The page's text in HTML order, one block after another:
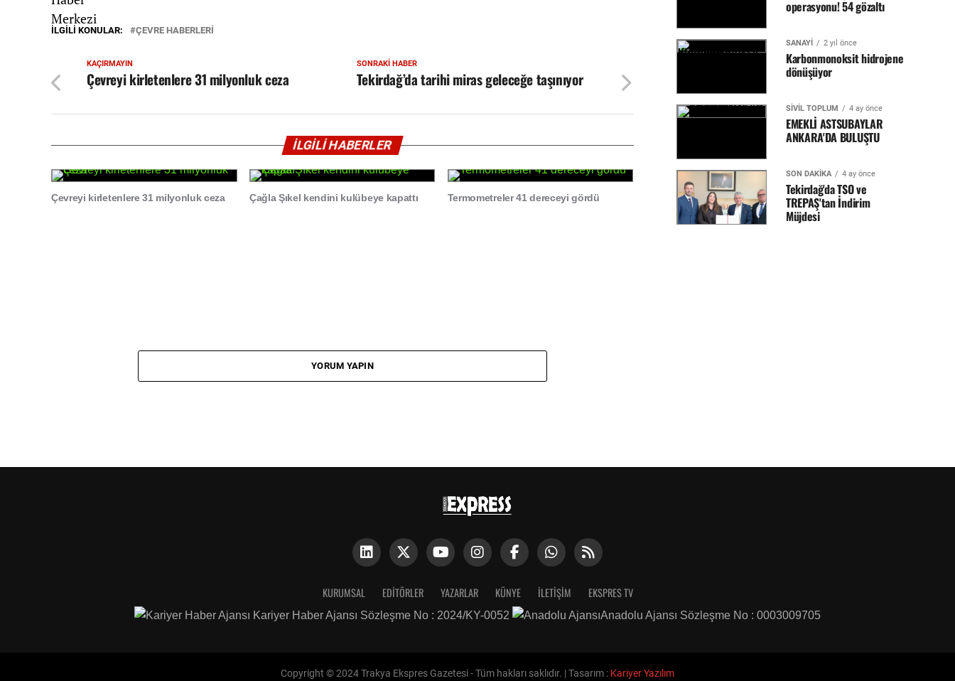
operasyonu! 54 gözaltı
SANAYİ 2 yıl önce
Karbonmonoksit hidrojene
dönüşüyor
SİVİL TOPLUM 4 ay önce
EMEKLİ ASTSUBAYLAR
ANKARA'DA BULUŞTU
SON DAKİKA 4 ay önce
Tekirdağ'da TSO ve
TREPAŞ'tan İndirim
Müjdesi
İLGILI KONULAR: ÇEVRE HABERLERİ
SONRAKI HABER
Tekirdağ’da tarihi miras geleceğe taşınıyor
KAÇIRMAYIN
Çevreyi kirletenlere 31 milyonluk ceza
İLGİLİ HABERLER
Çevreyi kirletenlere 31 milyonluk ceza Çağla Şıkel kendini kulübeye kapattı Termometreler 41 dereceyi gördü
YORUM YAPIN
KURUMSAL EDITÖRLER YAZARLAR KÜNYE İLETIŞIM EKSPRES TV
Kariyer Haber Ajansı Sözleşme No : 2024/KY-0052 Anadolu Ajansı Sözleşme No : 0003009705
Copyright © 2024 Trakya Ekspres Gazetesi - Tüm hakları saklıdır. | Tasarım : Kariyer Yazılım